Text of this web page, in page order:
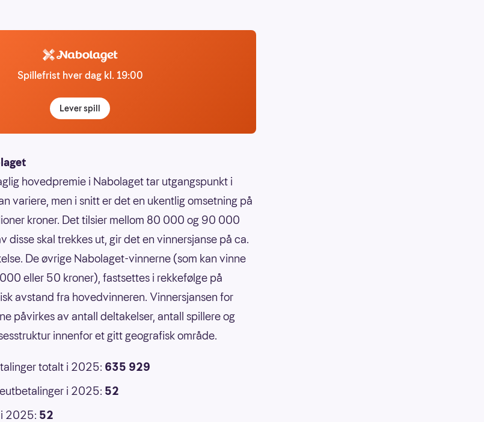
Spillefrist hver dag kl. 19:00
Lever spill
hovedpremie i Nabolaget tar utgangspunkt i
variere, men i snitt er det en ukentlig omsetning på
kroner. Det tilsier mellom 80 000 og 90 000
disse skal trekkes ut, gir det en vinnersjanse på ca.
De øvrige Nabolaget-vinnerne (som kan vinne
eller 50 kroner), fastsettes i rekkefølge på
avstand fra hovedvinneren. Vinnersjansen for
påvirkes av antall deltakelser, antall spillere og
innenfor et gitt geografisk område.
totalt i 2025: 635 929
i 2025: 52
2025: 52